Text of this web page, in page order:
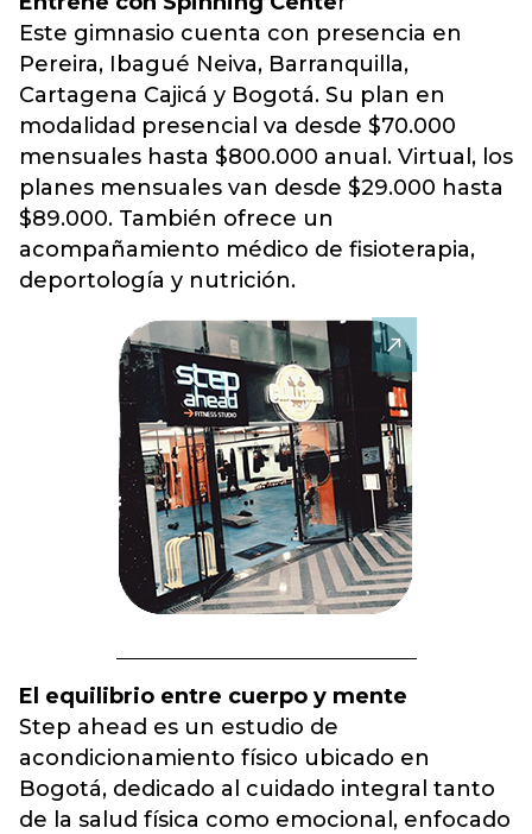
Este gimnasio cuenta con presencia en
Pereira, Ibagué Neiva, Barranquilla,
Cartagena Cajicá y Bogotá. Su plan en
modalidad presencial va desde $70.000
mensuales hasta $800.000 anual. Virtual, los
planes mensuales van desde $29.000 hasta
$89.000. También ofrece un
acompañamiento médico de fisioterapia,
deportología y nutrición.
El equilibrio entre cuerpo y mente
Step ahead es un estudio de
acondicionamiento físico ubicado en
Bogotá, dedicado al cuidado integral tanto
de la salud física como emocional, enfocado